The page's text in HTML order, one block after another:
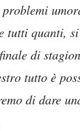
tutti quanti,
di
tutto è
di dare